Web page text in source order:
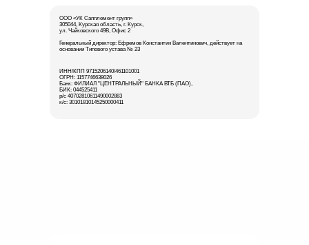
ООО «УК Сапплемент групп»
305044, Курская область, г. Курск,
ул. Чайковского 49В, Офис 2
Генеральный директор: Ефремов Константин Валентинович, действует на
основании Типового устава № 23
ИНН/КПП 9715206140/461101001
ОГРН: 1157746638026
Банк: ФИЛИАЛ "ЦЕНТРАЛЬНЫЙ" БАНКА ВТБ (ПАО),
БИК: 044525411
р/с 40702810611490002883
к/с: 30101810145250000411